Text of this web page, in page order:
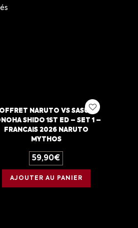
NARUTO VS SASUKE
SHIDO 1ST ED – SET 1 –
FRANCAIS 2026 NARUTO
MYTHOS
59,90€
AJOUTER AU PANIER